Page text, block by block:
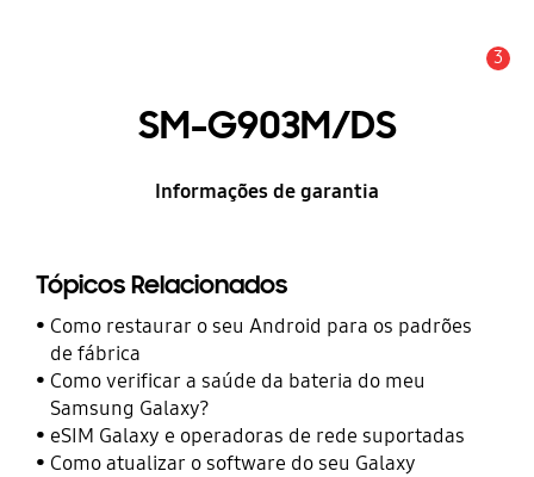
3
SM-G903M/DS
Informações de garantia
Tópicos Relacionados
Como restaurar o seu Android para os padrões
de fábrica
Como verificar a saúde da bateria do meu
Samsung Galaxy?
eSIM Galaxy e operadoras de rede suportadas
Como atualizar o software do seu Galaxy